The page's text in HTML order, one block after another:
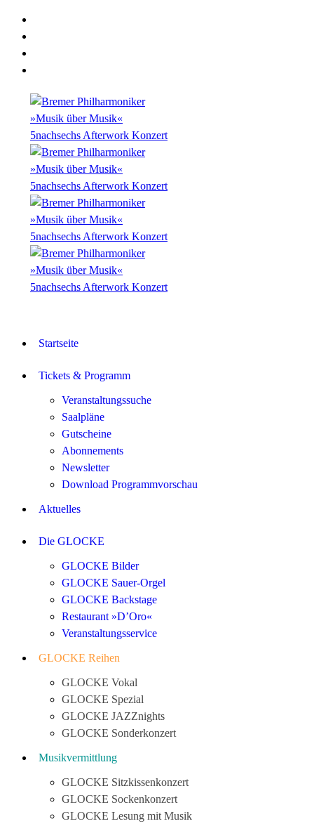
Startseite
Tickets & Programm
Veranstaltungssuche
Saalpläne
Gutscheine
Abonnements
Newsletter
Download Programmvorschau
Aktuelles
Die GLOCKE
GLOCKE Bilder
GLOCKE Sauer-Orgel
GLOCKE Backstage
Restaurant »D’Oro«
Veranstaltungsservice
GLOCKE Reihen
GLOCKE Vokal
GLOCKE Spezial
GLOCKE JAZZnights
GLOCKE Sonderkonzert
Musikvermittlung
GLOCKE Sitzkissenkonzert
GLOCKE Sockenkonzert
GLOCKE Lesung mit Musik